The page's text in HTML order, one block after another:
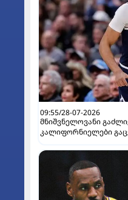
09:55/28-07-2026
მნიშვნელოვანი
კალიფორნიელები